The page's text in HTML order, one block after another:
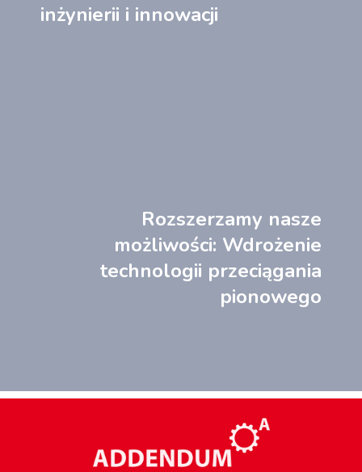
inżynierii i innowacji
Rozszerzamy nasze
możliwości: Wdrożenie
technologii przeciągania
pionowego